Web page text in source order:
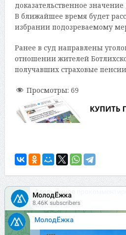
доказательственное
В ближайшее время будет
избрании подозреваемому
Ранее в суд направлены
отношении жителей
получавших страховые
Просмотры: 69